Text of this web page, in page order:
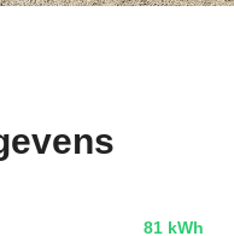
81 kWh